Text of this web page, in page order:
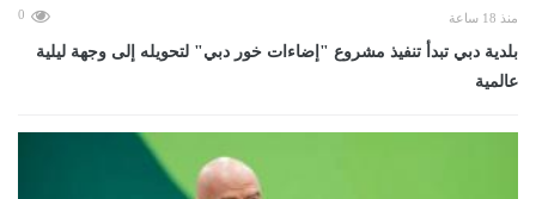
منذ 18 ساعة 0
بلدية دبي تبدأ تنفيذ مشروع "إضاءات خور دبي" لتحويله إلى وجهة ليلية
عالمية